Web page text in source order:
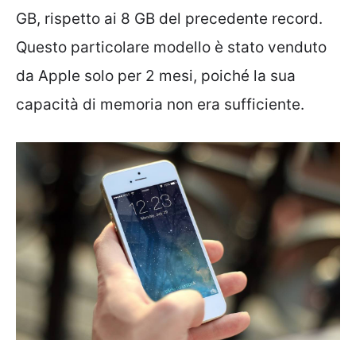
GB, rispetto ai 8 GB del precedente record.
Questo particolare modello è stato venduto
da Apple solo per 2 mesi, poiché la sua
capacità di memoria non era sufficiente.